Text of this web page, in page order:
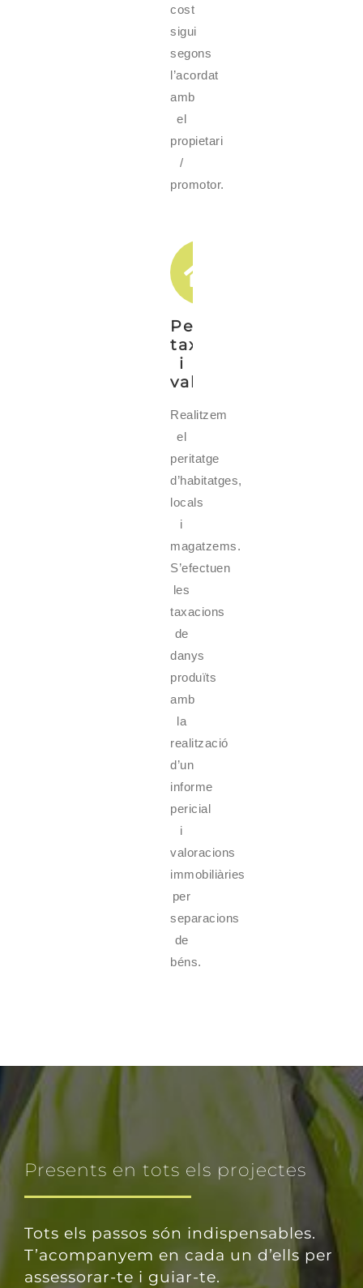
cost
sigui
segons
l’acordat
amb
el
propietari
/
promotor.
Peritacions,
taxacions
i
valoracions
Realitzem
el
peritatge
d’habitatges,
locals
i
magatzems.
S’efectuen
les
taxacions
de
danys
produïts
amb
la
realització
d’un
informe
pericial
i
valoracions
immobiliàries
per
separacions
de
béns.
Presents en tots els projectes
Tots els passos són indispensables.
T’acompanyem en cada un d’ells per
assessorar-te i guiar-te.